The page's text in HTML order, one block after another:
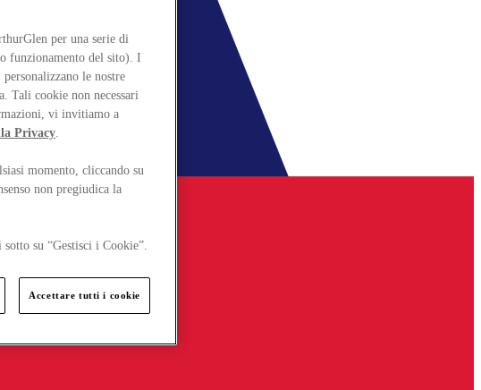
per una serie di
funzionamento del sito). I
le nostre
Tali cookie non necessari
vi invitiamo a
Privacy.
momento, cliccando su
non pregiudica la
su “Gestisci i Cookie”.
Accettare tutti i cookie